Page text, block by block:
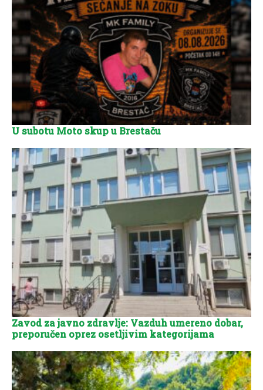
U subotu Moto skup u Brestaču
Zavod za javno zdravlje: Vazduh umereno dobar,
preporučen oprez osetljivim kategorijama